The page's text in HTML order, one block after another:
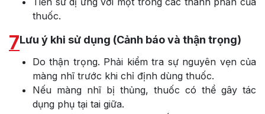
thuốc.
7Lưu ý khi sử dụng (Cảnh báo và thận trọng)
Do thận trọng. Phải kiểm tra sự nguyên vẹn của
màng nhĩ trước khi chỉ định dùng thuốc.
Nếu màng nhĩ bị thủng, thuốc có thể gây tác
dụng phụ tại tai giữa.